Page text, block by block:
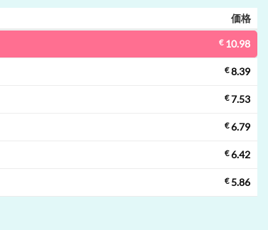
価格
€10.98
€8.39
€7.53
€6.79
€6.42
€5.86
パフ, shisha, gold finish, 使い捨てベイプ卸売個